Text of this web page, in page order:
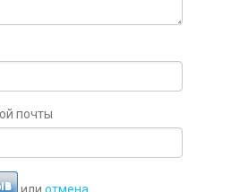
почты
или отмена